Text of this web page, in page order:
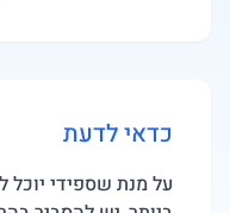
כדאי לדעת
על מנת שספידי יוכל